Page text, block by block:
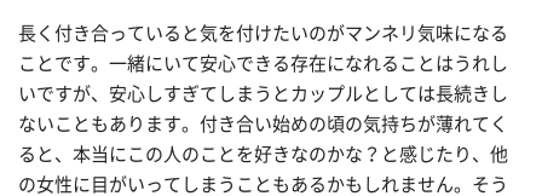
長く付き合っていると気を付けたいのがマンネリ気味になる
ことです。一緒にいて安心できる存在になれることはうれし
いですが、安心しすぎてしまうとカップルとしては長続きし
ないこともあります。付き合い始めの頃の気持ちが薄れてく
ると、本当にこの人のことを好きなのかな？と感じたり、他
の女性に目がいってしまうこともあるかもしれません。そう